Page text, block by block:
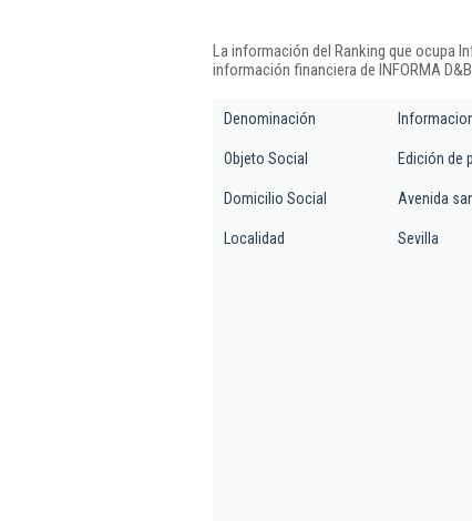
La información del Ranking que ocupa
información financiera de INFORMA D&B
Denominación
Objeto Social Edición de
Domicilio Social Avenida
Localidad Sevilla